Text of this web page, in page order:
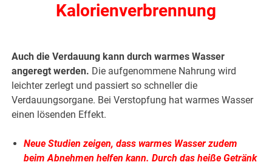
Kalorienverbrennung
Auch die Verdauung kann durch warmes Wasser
angeregt werden. Die aufgenommene Nahrung wird
leichter zerlegt und passiert so schneller die
Verdauungsorgane. Bei Verstopfung hat warmes Wasser
einen lösenden Effekt.
Neue Studien zeigen, dass warmes Wasser zudem
beim Abnehmen helfen kann. Durch das heiße Getränk